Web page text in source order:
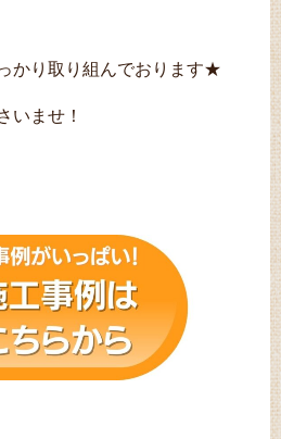
かり取り組んでおります★
いませ！